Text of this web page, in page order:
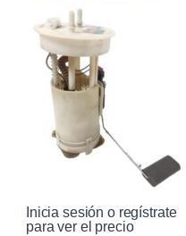
Inicia sesión o regístrate
para ver el precio